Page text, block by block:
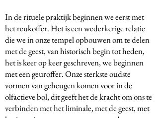
In de rituele praktijk beginnen we eerst met
het reukoffer. Het is een wederkerige relatie
die we in onze tempel opbouwen om te delen
met de geest, van historisch begin tot heden,
het is keer op keer geschreven, we beginnen
met een geuroffer. Onze sterkste oudste
vormen van geheugen komen voor in de
olfactieve bol, dit geeft het de kracht om ons te
verbinden met het liminale, met de geest, met